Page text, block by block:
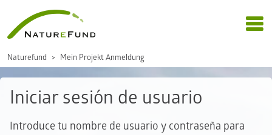
Naturefund Mein Projekt Anmeldung
Iniciar sesión de usuario
Introduce tu nombre de usuario y contraseña para